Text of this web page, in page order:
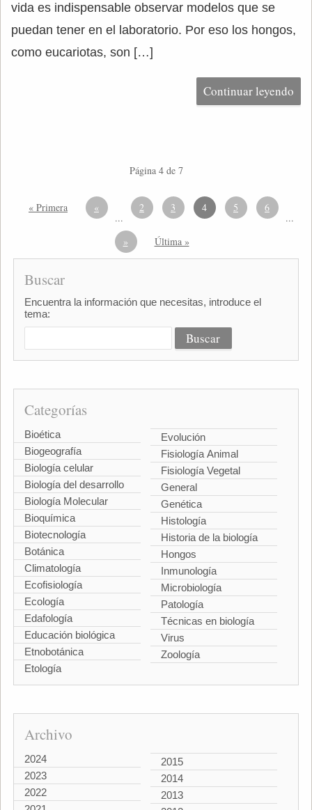
vida es indispensable observar modelos que se
puedan tener en el laboratorio. Por eso los hongos,
como eucariotas, son […]
Continuar leyendo
Página 4 de 7
« Primera «
...
2 3 4 5 6
...
»
Última »
Buscar
Encuentra la información que necesitas, introduce el
tema:
Categorías
Bioética
Biogeografía
Biología celular
Biología del desarrollo
Biología Molecular
Bioquímica
Biotecnología
Botánica
Climatología
Ecofisiología
Ecología
Edafología
Educación biológica
Etnobotánica
Etología
Evolución
Fisiología Animal
Fisiología Vegetal
General
Genética
Histología
Historia de la biología
Hongos
Inmunología
Microbiología
Patología
Técnicas en biología
Virus
Zoología
Archivo
2024
2023
2022
2015
2014
2013